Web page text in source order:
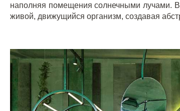
наполняя помещения солнечными лучами.
живой, движущийся организм, создавая